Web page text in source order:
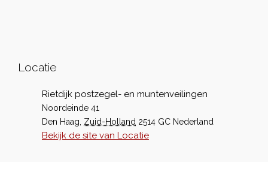
Locatie
Rietdijk postzegel- en muntenveilingen
Noordeinde 41
Den Haag Zuid-Holland 2514 GC Nederland
Bekijk de site van Locatie